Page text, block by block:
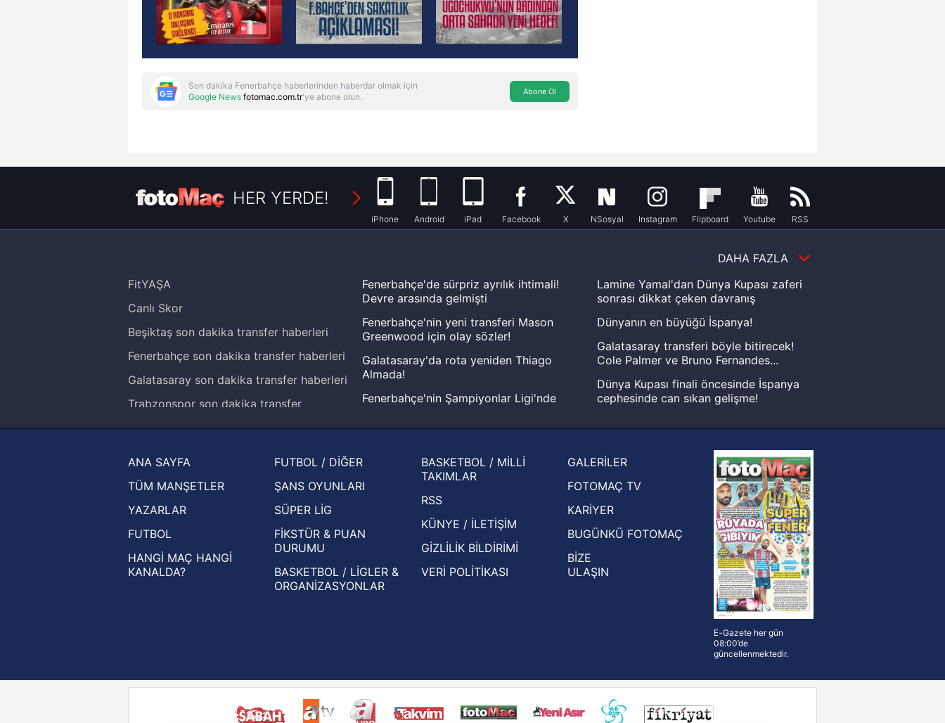
Reddet
Son dakika Fenerbahçe haberlerinden haberdar olmak için
Google News fotomac.com.tr'ye abone olun. Abone Ol
HER YERDE!
iPhone Android iPad Facebook X NSosyal Instagram Flipboard Youtube RSS
DAHA FAZLA
FitYAŞA
Canlı Skor
Beşiktaş son dakika transfer haberleri
Fenerbahçe son dakika transfer haberleri
Galatasaray son dakika transfer haberleri
Trabzonspor son dakika transfer
Ziraat Türkiye Kupası haberleri
UEFA Şampiyonlar Ligi haberleri
UEFA Avrupa Ligi haberleri
UEFA Konferans Ligi haberleri
Fenerbahçe'de sürpriz ayrılık ihtimali!
Devre arasında gelmişti
Fenerbahçe'nin yeni transferi Mason
Greenwood için olay sözler!
Galatasaray'da rota yeniden Thiago
Almada!
Fenerbahçe'nin Şampiyonlar Ligi'nde
Zabrze'yi elerlerse...
basından gündem olan manşetler!
Beşiktaş'ın UEFA Avrupa Ligi'nde 3. Ön
Eleme Turu muhtemel rakipleri belli oldu!
Lamine Yamal'dan Dünya Kupası zaferi
sonrası dikkat çeken davranış
Dünyanın en büyüğü İspanya!
Galatasaray transferi böyle bitirecek!
Cole Palmer ve Bruno Fernandes...
Dünya Kupası finali öncesinde İspanya
cephesinde can sıkan gelişme!
Hernan Crespo, Meksika Ligi
ekiplerinden Atlas'ın yeni teknik direktörü
oldu
ANA SAYFA
TÜM MANŞETLER
YAZARLAR
FUTBOL
HANGİ MAÇ HANGİ
KANALDA?
FUTBOL / DİĞER
ŞANS OYUNLARI
SÜPER LİG
FİKSTÜR & PUAN
DURUMU
BASKETBOL / LİGLER &
ORGANİZASYONLAR
BASKETBOL / MİLLİ
TAKIMLAR
RSS
KÜNYE / İLETİŞİM
GİZLİLİK BİLDİRİMİ
VERİ POLİTİKASI
GALERİLER
FOTOMAÇ TV
KARİYER
BUGÜNKÜ FOTOMAÇ
BİZE
ULAŞIN
E-Gazete her gün
08:00’de
güncellenmektedir.